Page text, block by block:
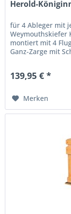
Herold-
für 4 Ableger mit
Weymouthskiefer
montiert mit 4
Ganz-Zarge mit
139,95 € *
Merken